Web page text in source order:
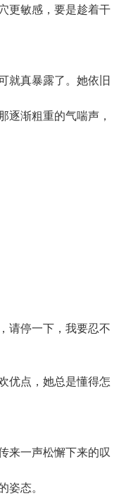
更敏感，要是趁着干
真暴露了。她依旧
逐渐粗重的气喘声，
停一下，我要忍不
点，她总是懂得怎
一声松懈下来的叹
姿态。